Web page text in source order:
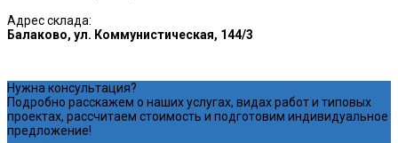
Адрес склада:
Балаково, ул. Коммунистическая, 144/3
Нужна консультация?
Подробно расскажем о наших услугах, видах работ и типовых
проектах, рассчитаем стоимость и подготовим индивидуальное
предложение!